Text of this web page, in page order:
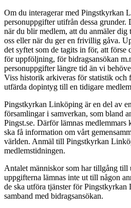
Om du interagerar med Pingstkyrkan
personuppgifter utifrån dessa grunder.
när du blir medlem, att du anmäler dig
oss eller när du ger en frivillig gåva.
det syftet som de tagits in för, att
för uppföljning, för bidragsansökan
personuppgifter längre tid än vi
Viss historik arkiveras för statistik och
utfärda dopintyg till en tidigare
Pingstkyrkan Linköping är en del av
församlingar i samverkan, som bland
Pingst.se. Därför lämnas
ska få information om vårt
världen. Anmäl till Pingstkyrkan
medlemstidningen.
Antalet människor som har tillgång till
uppgifterna lämnas inte ut till någon
de ska utföra tjänster för
samband med bidragsansökan.